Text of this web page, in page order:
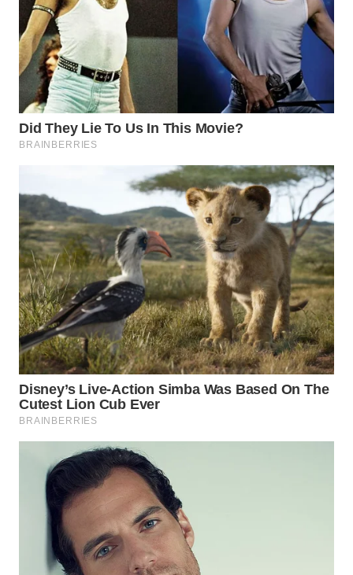
WAHANANEWS
ID
WAHANANEWS
CO ID
WAHANANEWS
NET
SPORT
WAHANA
UMKM
WAHANA
SELEB
WAHANA
PERSONA
WAHANA
WAHANA
HEALTH
WAHANA
DESA
WISATA